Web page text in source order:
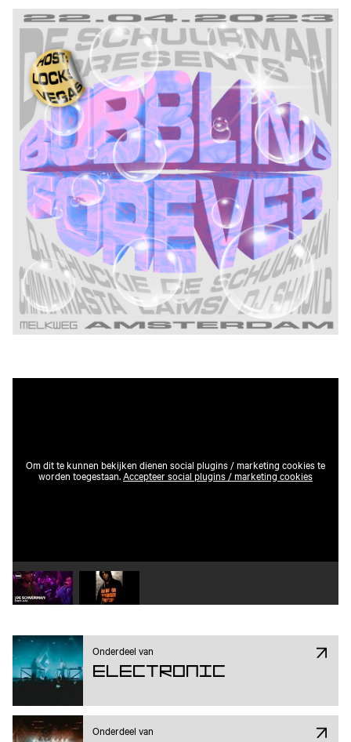
Om dit te kunnen bekijken dienen social plugins / marketing cookies te
worden toegestaan. Accepteer social plugins / marketing cookies
Speel video 1 afSpeel video 2 af
Onderdeel van
Electronic
Onderdeel van